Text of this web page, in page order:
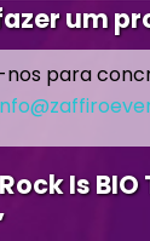
um
para
Is